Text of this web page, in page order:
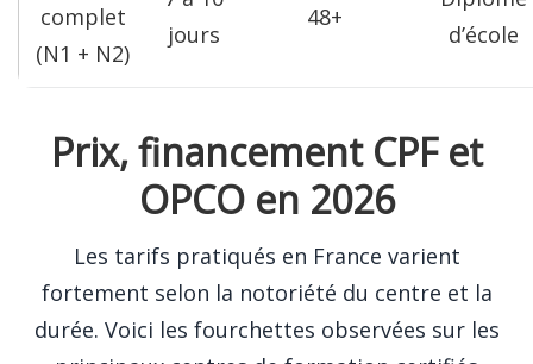
complet
(N1 + N2)
jours
48+
d’école
Prix, financement CPF et
OPCO en 2026
Les tarifs pratiqués en France varient
fortement selon la notoriété du centre et la
durée. Voici les fourchettes observées sur les